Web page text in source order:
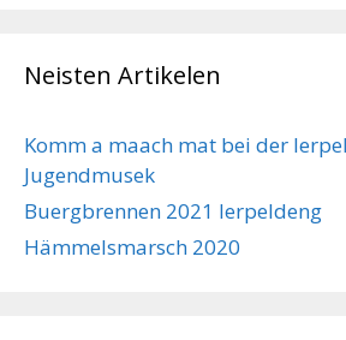
Neisten Artikelen
Komm a maach mat bei der
Jugendmusek
Buergbrennen 2021 Ierpeldeng
Hämmelsmarsch 2020